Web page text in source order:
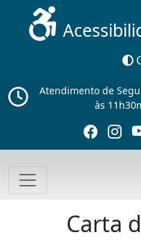
Atendimento de
às
Carta